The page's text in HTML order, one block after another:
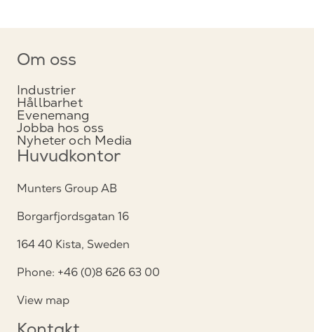
Om oss
Industrier
Hållbarhet
Evenemang
Jobba hos oss
Nyheter och Media
Huvudkontor
Munters Group AB
Borgarfjordsgatan 16
164 40 Kista, Sweden
Phone: +46 (0)8 626 63 00
View map